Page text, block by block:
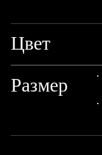
Цвет
Размер